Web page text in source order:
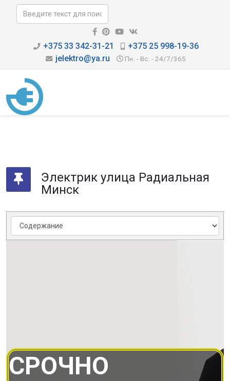
+375 33 342-31-21
+375 25 998-19-36
jelektro@ya.ru
Пн. - Вс. - 24/7/365
Электрик улица Радиальная
Минск
СРОЧНО